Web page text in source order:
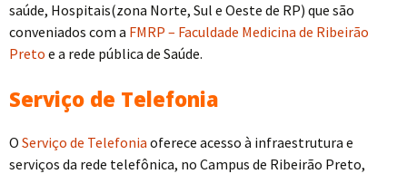
saúde, Hospitais(zona Norte, Sul e Oeste de RP) que são
conveniados com a FMRP – Faculdade Medicina de Ribeirão
Preto e a rede pública de Saúde.
Serviço de Telefonia
O Serviço de Telefonia oferece acesso à infraestrutura e
serviços da rede telefônica, no Campus de Ribeirão Preto,